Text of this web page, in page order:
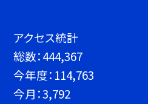
アクセス統計
総数：444,367
今年度： 114,763
今月：3,792